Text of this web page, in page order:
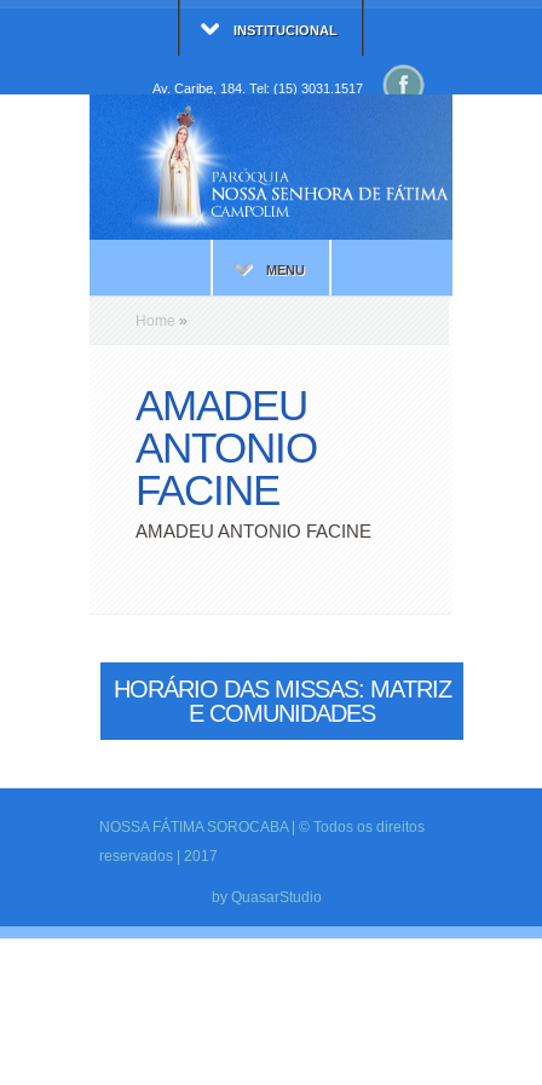
INSTITUCIONAL
Av. Caribe, 184. Tel: (15) 3031.1517
MENU
Home »
AMADEU
ANTONIO
FACINE
AMADEU ANTONIO FACINE
HORÁRIO DAS MISSAS: MATRIZ
E COMUNIDADES
NOSSA FÁTIMA SOROCABA | © Todos os direitos
reservados | 2017
by QuasarStudio